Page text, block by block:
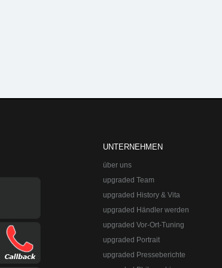
UNTERNEHMEN
über uns
upgraded Team
upgraded History & Vita
upgraded Händler werden
upgraded Vor-Ort-Tuning
upgraded Portrait
upgraded Presseberichte